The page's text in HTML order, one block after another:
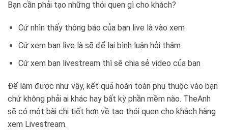
Bạn cần phải tạo những thói quen gì cho khách?
Cứ nhìn thấy thông báo của bạn live là vào xem
Cứ xem bạn live là sẽ để lại bình luận hỏi thâm
Cứ xem bạn livestream thì sẽ chia sẻ video của bạn
Để làm được như vậy, kết quả hoàn toàn phụ thuộc vào bạn
chứ không phải ai khác hay bất kỳ phần mềm nào. TheAnh
sẽ có một bài chi tiết hơn về tạo thói quen cho khách hàng
xem Livestream.